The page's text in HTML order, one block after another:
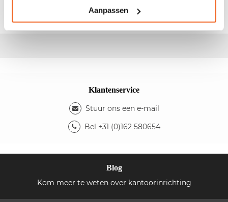
Aanpassen
Klantenservice
Stuur ons een e-mail
Bel +31 (0)162 580654
Blog
Kom meer te weten over kantoorinrichting